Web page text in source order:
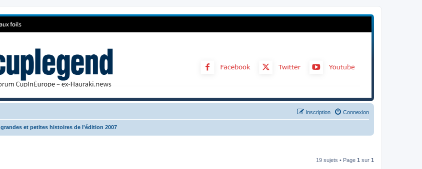
Connexion
Inscription
grandes et petites histoires de l'édition 2007
19 sujets • Page 1 sur 1